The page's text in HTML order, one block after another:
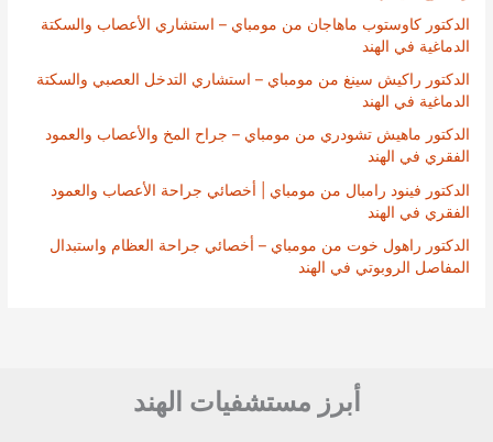
الدكتور كاوستوب ماهاجان من مومباي – استشاري الأعصاب والسكتة
الدماغية في الهند
الدكتور راكيش سينغ من مومباي – استشاري التدخل العصبي والسكتة
الدماغية في الهند
الدكتور ماهيش تشودري من مومباي – جراح المخ والأعصاب والعمود
الفقري في الهند
الدكتور فينود رامبال من مومباي | أخصائي جراحة الأعصاب والعمود
الفقري في الهند
الدكتور راهول خوت من مومباي – أخصائي جراحة العظام واستبدال
المفاصل الروبوتي في الهند
أبرز مستشفيات الهند